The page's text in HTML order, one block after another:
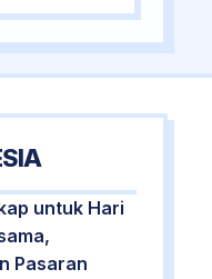
untuk Hari
Pasaran